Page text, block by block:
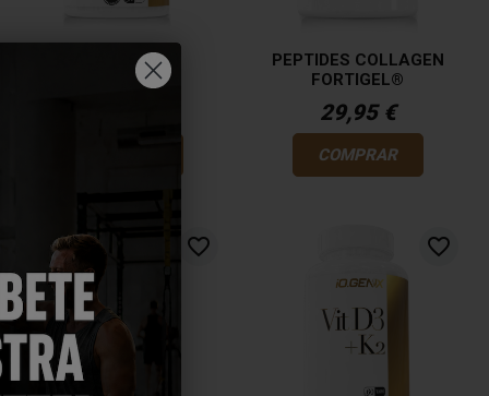
R-ALA (250MG)
PEPTIDES COLLAGEN
FORTIGEL®
29,95 €
COMPRAR
favorite_border favorite_border